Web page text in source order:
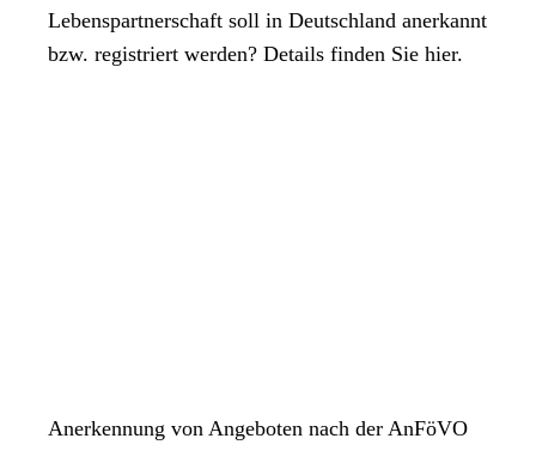
Lebenspartnerschaft soll in Deutschland anerkannt
bzw. registriert werden? Details finden Sie hier.
Anerkennung von Angeboten nach der AnFöVO